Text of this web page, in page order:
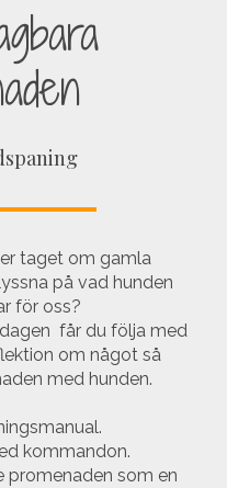
taget om gamla
på vad hunden
för oss?
får du följa med
om något så
med hunden.
kommandon.
promenaden som en